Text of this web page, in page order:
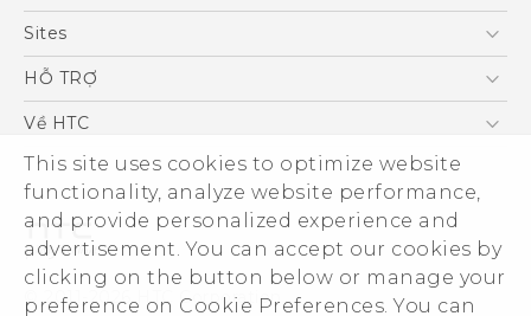
This site uses cookies to optimize website
functionality, analyze website performance,
and provide personalized experience and
advertisement. You can accept our cookies by
clicking on the button below or manage your
preference on Cookie Preferences. You can
5G
Điện Thoại Thông Minh
VIVE
Sites
HTC Dev
HỖ TRỢ
Trung tâm hỗ trợ
Hỗ trợ bảo hành HTC
Về HTC
ESG
Nhà đầu tư
Làm việc tại HTC
Chính sách bảo mật
Bảo mật sản phẩm
© 2011-2026 HTC Corporation